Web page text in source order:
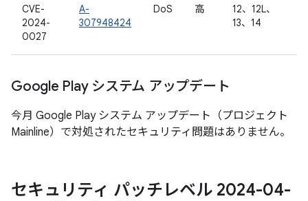
CVE-
2024-
0027
A-
307948424
DoS 高
12、12L、
13、14
Google Play システム アップデート
今月 Google Play システム アップデート（プロジェクト
Mainline）で対処されたセキュリティ問題はありません。
セキュリティ パッチレベル 2024-04-